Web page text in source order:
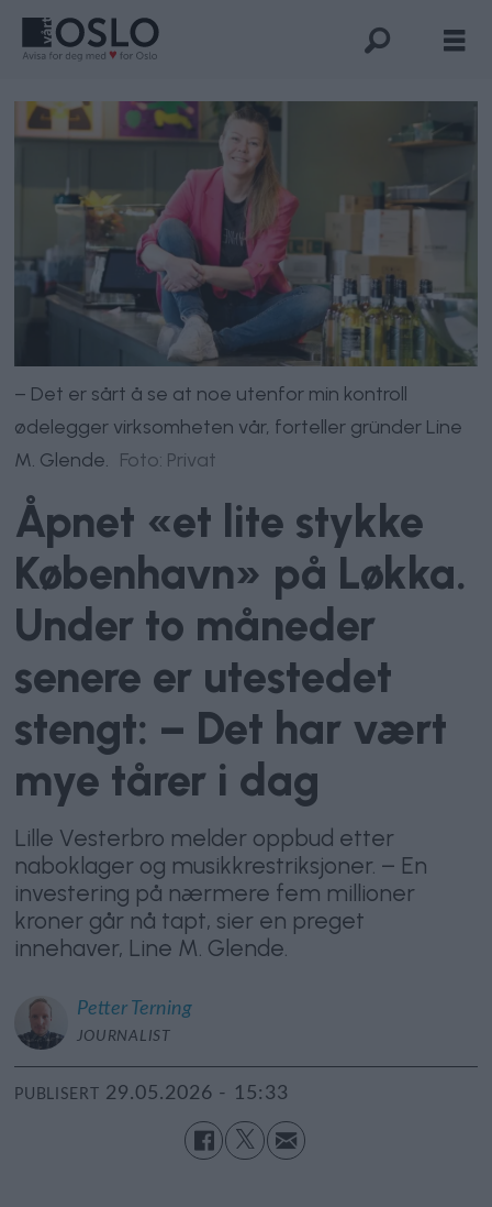
– Det er sårt å se at noe utenfor min kontroll
ødelegger virksomheten vår, forteller gründer Line
M. Glende.
Foto: Privat
Åpnet «et lite stykke
København» på Løkka.
Under to måneder
senere er utestedet
stengt: – Det har vært
mye tårer i dag
Lille Vesterbro melder oppbud etter
naboklager og musikkrestriksjoner. – En
investering på nærmere fem millioner
kroner går nå tapt, sier en preget
innehaver, Line M. Glende.
Petter Terning
JOURNALIST
PUBLISERT 29.05.2026 - 15:33